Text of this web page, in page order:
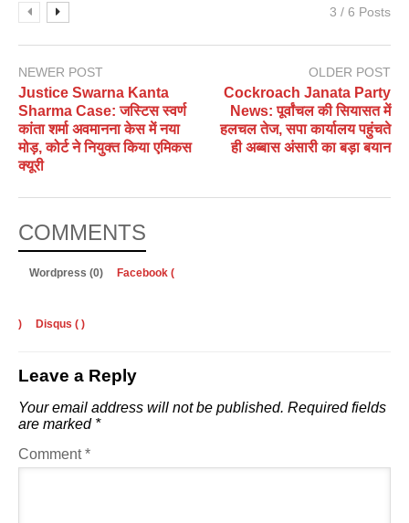
3 / 6 Posts
NEWER POST
Justice Swarna Kanta
Sharma Case: जस्टिस स्वर्ण
कांता शर्मा अवमानना केस में नया
मोड़, कोर्ट ने नियुक्त किया एमिकस
क्यूरी
OLDER POST
Cockroach Janata Party
News: पूर्वांचल की सियासत में
हलचल तेज, सपा कार्यालय पहुंचते
ही अब्बास अंसारी का बड़ा बयान
COMMENTS
Wordpress (0) Facebook (
) Disqus ( )
Leave a Reply
Your email address will not be published. Required fields
are marked *
Comment*